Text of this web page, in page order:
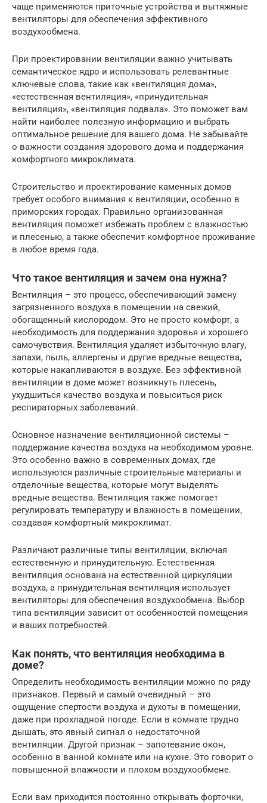
чаще применяются приточные устройства и вытяжные
вентиляторы для обеспечения эффективного
воздухообмена.
При проектировании вентиляции важно учитывать
семантическое ядро и использовать релевантные
ключевые слова, такие как «вентиляция дома»,
«естественная вентиляция», «принудительная
вентиляция», «вентиляция подвала». Это поможет вам
найти наиболее полезную информацию и выбрать
оптимальное решение для вашего дома. Не забывайте
о важности создания здорового дома и поддержания
комфортного микроклимата.
Строительство и проектирование каменных домов
требует особого внимания к вентиляции, особенно в
приморских городах. Правильно организованная
вентиляция поможет избежать проблем с влажностью
и плесенью, а также обеспечит комфортное проживание
в любое время года.
Что такое вентиляция и зачем она нужна?
Вентиляция – это процесс, обеспечивающий замену
загрязненного воздуха в помещении на свежий,
обогащенный кислородом. Это не просто комфорт, а
необходимость для поддержания здоровья и хорошего
самочувствия. Вентиляция удаляет избыточную влагу,
запахи, пыль, аллергены и другие вредные вещества,
которые накапливаются в воздухе. Без эффективной
вентиляции в доме может возникнуть плесень,
ухудшиться качество воздуха и повыситься риск
респираторных заболеваний.
Основное назначение вентиляционной системы –
поддержание качества воздуха на необходимом уровне.
Это особенно важно в современных домах, где
используются различные строительные материалы и
отделочные вещества, которые могут выделять
вредные вещества. Вентиляция также помогает
регулировать температуру и влажность в помещении,
создавая комфортный микроклимат.
Различают различные типы вентиляции, включая
естественную и принудительную. Естественная
вентиляция основана на естественной циркуляции
воздуха, а принудительная вентиляция использует
вентиляторы для обеспечения воздухообмена. Выбор
типа вентиляции зависит от особенностей помещения
и ваших потребностей.
Как понять, что вентиляция необходима в
доме?
Определить необходимость вентиляции можно по ряду
признаков. Первый и самый очевидный – это
ощущение спертости воздуха и духоты в помещении,
даже при прохладной погоде. Если в комнате трудно
дышать, это явный сигнал о недостаточной
вентиляции. Другой признак – запотевание окон,
особенно в ванной комнате или на кухне. Это говорит о
повышенной влажности и плохом воздухообмене.
Если вам приходится постоянно открывать форточки,